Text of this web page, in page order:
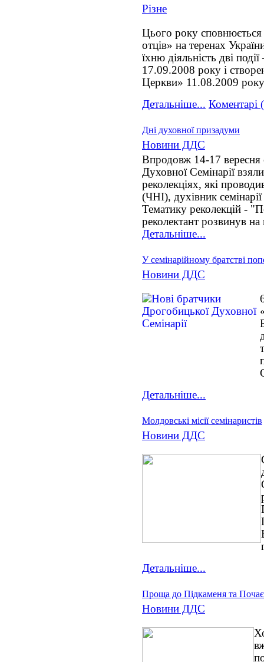
Різне
Цього року сповнюється
отців» на теренах
їхню діяльність дві
17.09.2008 року і
Церкви» 11.08.2009
Детальніше... Коментарі
Дні духовної призадуми
Новини ДДС
Впродовж 14-17 вересня
Духовної Семінарії
реколекціях, які
(ЧНІ), духівник
Тематику реколекцій -
реколектант розвинув на
Детальніше...
У семінарійному братстві
Новини ДДС
Детальніше...
Молдовські місії семінаристів
Новини ДДС
Детальніше...
Проща до Підкаменя та
Новини ДДС